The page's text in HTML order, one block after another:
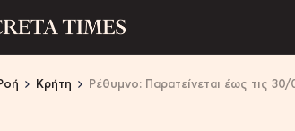
Κρήτη Ρέθυμνο: Παρατείνεται έως τις